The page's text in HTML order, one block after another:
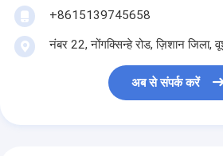
+8615139745658
नंबर 22, नोंगक्सिन्हे रोड, ज़िशान जिला,
अब से संपर्क करें